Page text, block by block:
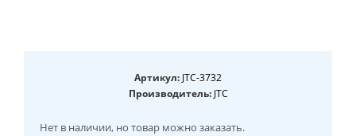
Артикул: JTC-3732
Производитель:JTC
Нет в наличии, но товар можно заказать.